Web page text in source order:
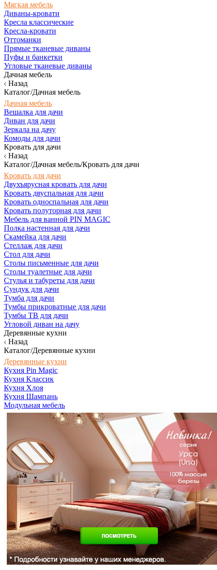
Мягкая мебель
Диваны-кровати
Кресла классические
Кресла-кровати
Оттоманки
Прямые тканевые диваны
Пуфы и банкетки
Угловые тканевые диваны
Дачная мебель
Назад
Каталог/Дачная мебель
Дачная мебель
Вешалка для дачи
Диван для дачи
Зеркала на дачу
Комоды для дачи
Кровать для дачи
Назад
Каталог/Дачная мебель/Кровать для дачи
Кровать для дачи
Двухъярусная кровать для дачи
Кровать двуспальная для дачи
Кровать односпальная для дачи
Кровать полуторная для дачи
Мебель для ванной PIN MAGIC
Полка настенная для дачи
Скамейка для дачи
Стеллаж для дачи
Стол для дачи
Столы письменные для дачи
Столы туалетные для дачи
Стулья и табуреты для дачи
Сундук для дачи
Тумба для дачи
Тумбы прикроватные для дачи
Тумбы ТВ для дачи
Угловой диван на дачу
Деревянные кухни
Назад
Каталог/Деревянные кухни
Деревянные кухни
Кухня Pin Magic
Кухня Классик
Кухня Хлоя
Кухня Шампань
Модульная мебель